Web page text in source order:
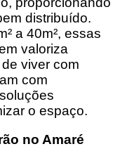
distribuído.
a 40m², essas
valoriza
viver com
com
o espaço.
no Amaré